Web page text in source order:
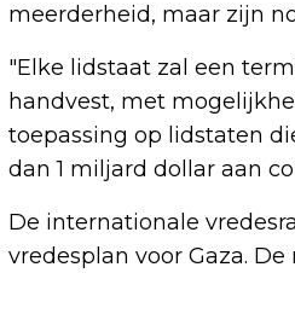
meerderheid, maar zijn
"Elke lidstaat zal een
handvest, met
toepassing op lidstaten
dan 1 miljard dollar aan
De internationale
vredesplan voor Gaza.